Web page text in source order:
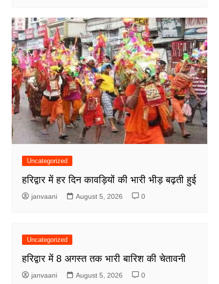
Uncategorized
हरिद्वार में हर दिन कावड़ियों की भारी भीड़ बढ़ती हुई
janvaani August 5, 2026 0
Uncategorized
हरिद्वार में 8 अगस्त तक भारी बारिश की चेतावनी
janvaani August 5, 2026 0